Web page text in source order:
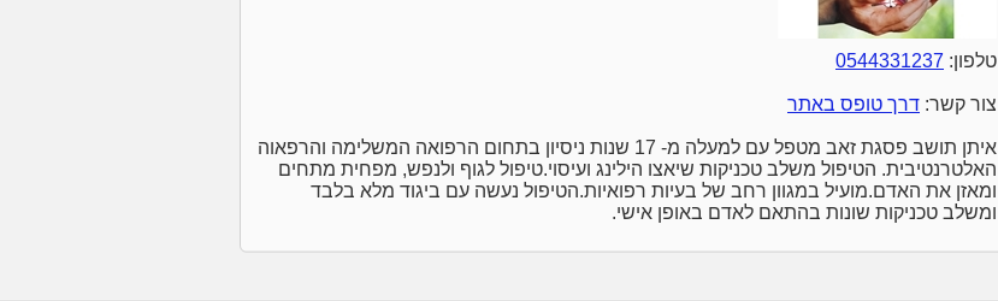
טלפון: 0544331237
צור קשר: דרך טופס באתר
איתן תושב פסגת זאב מטפל עם למעלה מ- 17 שנות ניסיון בתחום הרפואה המשלימה והרפאוה
האלטרנטיבית. הטיפול משלב טכניקות שיאצו הילינג ועיסוי.טיפול לגוף ולנפש, מפחית מתחים
ומאזן את האדם.מועיל במגוון רחב של בעיות רפואיות.הטיפול נעשה עם ביגוד מלא בלבד
ומשלב טכניקות שונות בהתאם לאדם באופן אישי.